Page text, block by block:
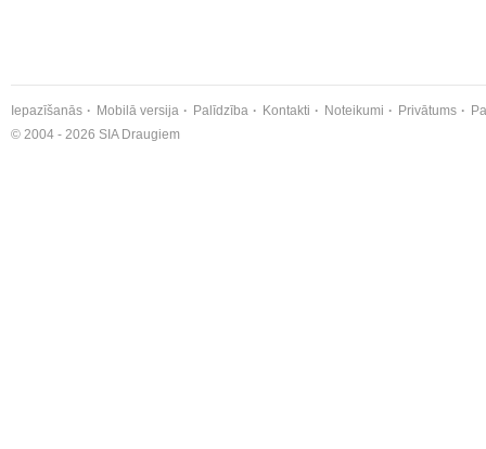
Iepazīšanās Mobilā versija Palīdzība Kontakti Noteikumi Privātums
© 2004 - 2026 SIA Draugiem